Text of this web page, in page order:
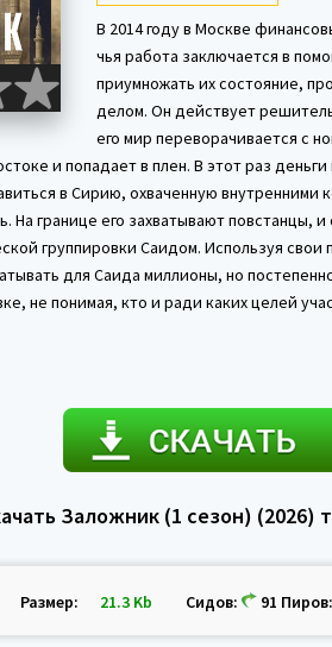
В 2014 году в Москве
чья работа заключается в
приумножать их состояние,
делом. Он действует
его мир переворачивается с
и попадает в плен. В этот раз
в Сирию, охваченную внутренними
На границе его захватывают повстанцы,
группировки Саидом. Используя
для Саида миллионы, но
не понимая, кто и ради каких целей
Заложник (1 сезон) (2026)
Размер: 21.3 Kb Сидов: 91 Пиров: